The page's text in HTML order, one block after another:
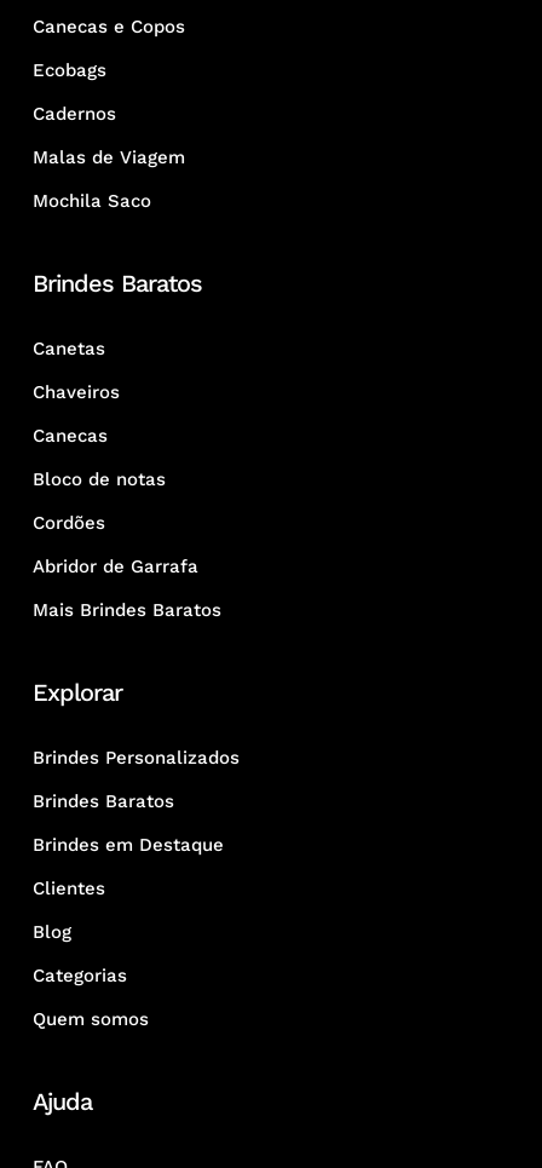
Canecas e Copos
Ecobags
Cadernos
Malas de Viagem
Mochila Saco
Brindes Baratos
Canetas
Chaveiros
Canecas
Bloco de notas
Cordões
Abridor de Garrafa
Mais Brindes Baratos
Explorar
Brindes Personalizados
Brindes Baratos
Brindes em Destaque
Clientes
Blog
Categorias
Quem somos
Ajuda